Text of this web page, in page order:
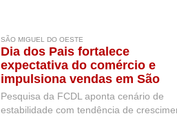
SÃO MIGUEL DO OESTE
Dia dos Pais fortalece
expectativa do comércio e
impulsiona vendas em São
Miguel do Oeste
Pesquisa da FCDL aponta cenário de
estabilidade com tendência de